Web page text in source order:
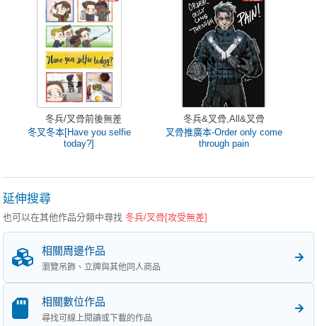
冬兵/叉骨前後無差
冬叉冬本[Have you selfie
today?]
冬兵&叉骨,All&叉骨
叉骨推廣本-Order only come
through pain
延伸搜尋
也可以在其他作品分類中尋找冬兵/叉骨[攻受無差]
相關周邊作品
瀏覽吊飾、立牌與其他同人商品
相關數位作品
尋找可線上閱讀或下載的作品